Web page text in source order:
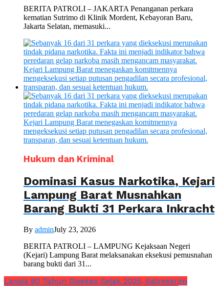
BERITA PATROLI – JAKARTA Penanganan perkara
kematian Sutrimo di Klinik Mordent, Kebayoran Baru,
Jakarta Selatan, memasuki...
Hukum dan Kriminal
Dominasi Kasus Narkotika, Kejari
Lampung Barat Musnahkan
Barang Bukti 31 Perkara Inkracht
By adminJuly 23, 2026
BERITA PATROLI – LAMPUNG Kejaksaan Negeri
(Kejari) Lampung Barat melaksanakan eksekusi pemusnahan
barang bukti dari 31...
Lansia 80 Tahun Disekap Sejak 2025, Satreskrim